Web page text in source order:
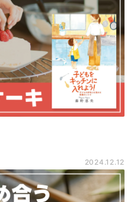
2024.12.12